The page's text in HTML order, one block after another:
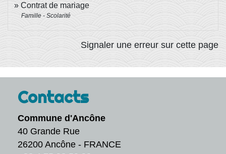
Contrat de mariage
Famille - Scolarité
Signaler une erreur sur cette page
Contacts
Commune d'Ancône
40 Grande Rue
26200 Ancône - FRANCE